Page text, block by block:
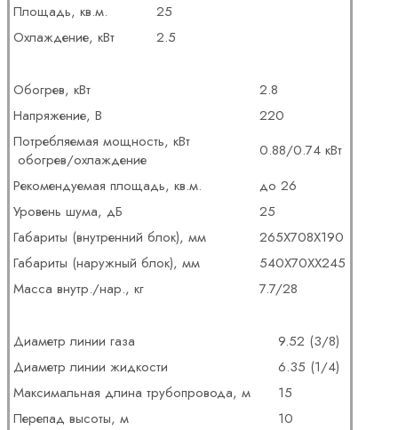
Площадь, кв.м.
25
Охлаждение, кВт
2.5
Обогрев, кВт
2.8
Напряжение, В
220
Потребляемая мощность, кВт
обогрев/охлаждение
0.88/0.74 кВт
Рекомендуемая площадь, кв.м.
до 26
Уровень шума, дБ
25
Габариты (внутренний блок), мм
265X708X190
Габариты (наружный блок), мм
540X70XX245
Масса внутр./нар., кг
7.7/28
Диаметр линии газа
9.52 (3/8)
Диаметр линии жидкости
6.35 (1/4)
Максимальная длина трубопровода, м
15
Перепад высоты, м
10